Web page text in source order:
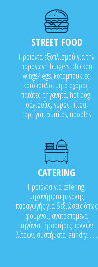
STREET FOOD
Προϊόντα εξοπλισμού για την
παραγωγή burgers, chicken
wings/legs, κοτομπουκιές,
κοτόπουλο, ψητά σχάρας,
πατάτες, τηγανητά, hot dog,
σάντουϊτς, γύρος, πίτσα,
τορτίγια, burritos, noodles
CATERING
Προϊόντα για catering,
μηχανήματα μεγάλης
παραγωγής για δεξιώσεις όπως
φούρνοι, ανατρεπόμενα
τηγάνια, βραστήρες πολλών
λίτρων, συστήματα laundry.......